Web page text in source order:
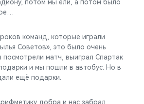
потом мы ели, а потом было
команд, которые играли
Советов», это было очень
матч, выиграл Спартак
и мы пошли в автобус. Но в
ещё подарки.
добра и нас забрал